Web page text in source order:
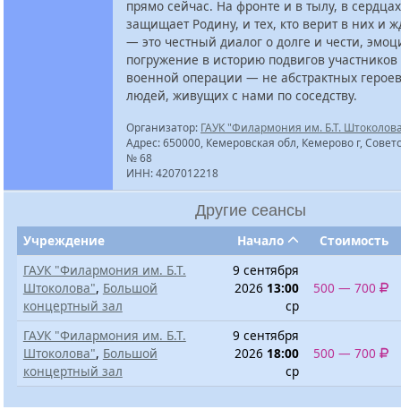
прямо сейчас. На фронте и в тылу, в сердцах
защищает Родину, и тех, кто верит в них и
— это честный диалог о долге и чести,
погружение в историю подвигов
военной операции — не абстрактных
людей, живущих с нами по соседству.
Организатор: ГАУК "Филармония им. Б.Т.
Адрес: 650000, Кемеровская обл, Кемерово г,
№ 68
ИНН: 4207012218
Другие сеансы
Учреждение Начало
Стоимость
ГАУК "Филармония им. Б.Т.
Штоколова", Большой
концертный зал
9 сентября
2026 13:00
ср
500 — 700
ГАУК "Филармония им. Б.Т.
Штоколова", Большой
концертный зал
9 сентября
2026 18:00
ср
500 — 700